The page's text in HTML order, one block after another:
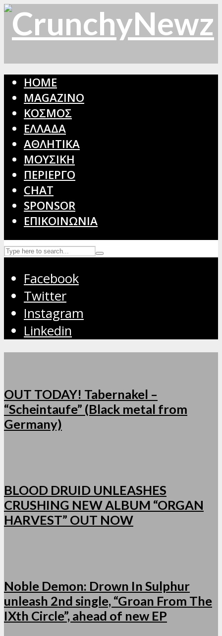
HOME
MAGAZINO
ΚΟΣΜΟΣ
ΕΛΛΑΔΑ
ΑΘΛΗΤΙΚΑ
ΜΟΥΣΙΚΗ
ΠΕΡΙΕΡΓΟ
CHAT
SPONSOR
ΕΠΙΚΟΙΝΩΝΙΑ
Facebook
Twitter
Instagram
Linkedin
OUT TODAY! Tabernakel –
“Scheintaufe” (Black metal from
Germany)
BLOOD DRUID UNLEASHES
CRUSHING NEW ALBUM “ORGAN
HARVEST” OUT NOW
Noble Demon: Drown In Sulphur
unleash 2nd single, “Groan From The
IXth Circle”, ahead of new EP